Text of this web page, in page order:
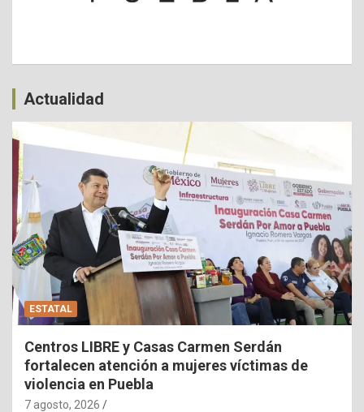
Actualidad
ESTATAL
Centros LIBRE y Casas Carmen Serdán
fortalecen atención a mujeres víctimas de
violencia en Puebla
7 agosto, 2026